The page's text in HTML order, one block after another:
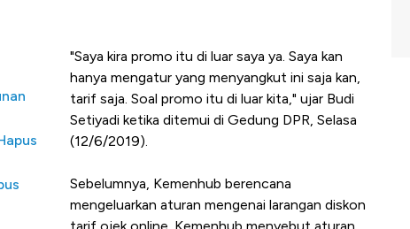
"Saya kira promo itu di luar saya ya. Saya kan
hanya mengatur yang menyangkut ini saja kan,
tarif saja. Soal promo itu di luar kita," ujar Budi
Setiyadi ketika ditemui di Gedung DPR, Selasa
(12/6/2019).
Sebelumnya, Kemenhub berencana
mengeluarkan aturan mengenai larangan diskon